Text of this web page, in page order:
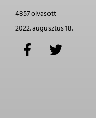
4857 olvasott
2022. augusztus 18.